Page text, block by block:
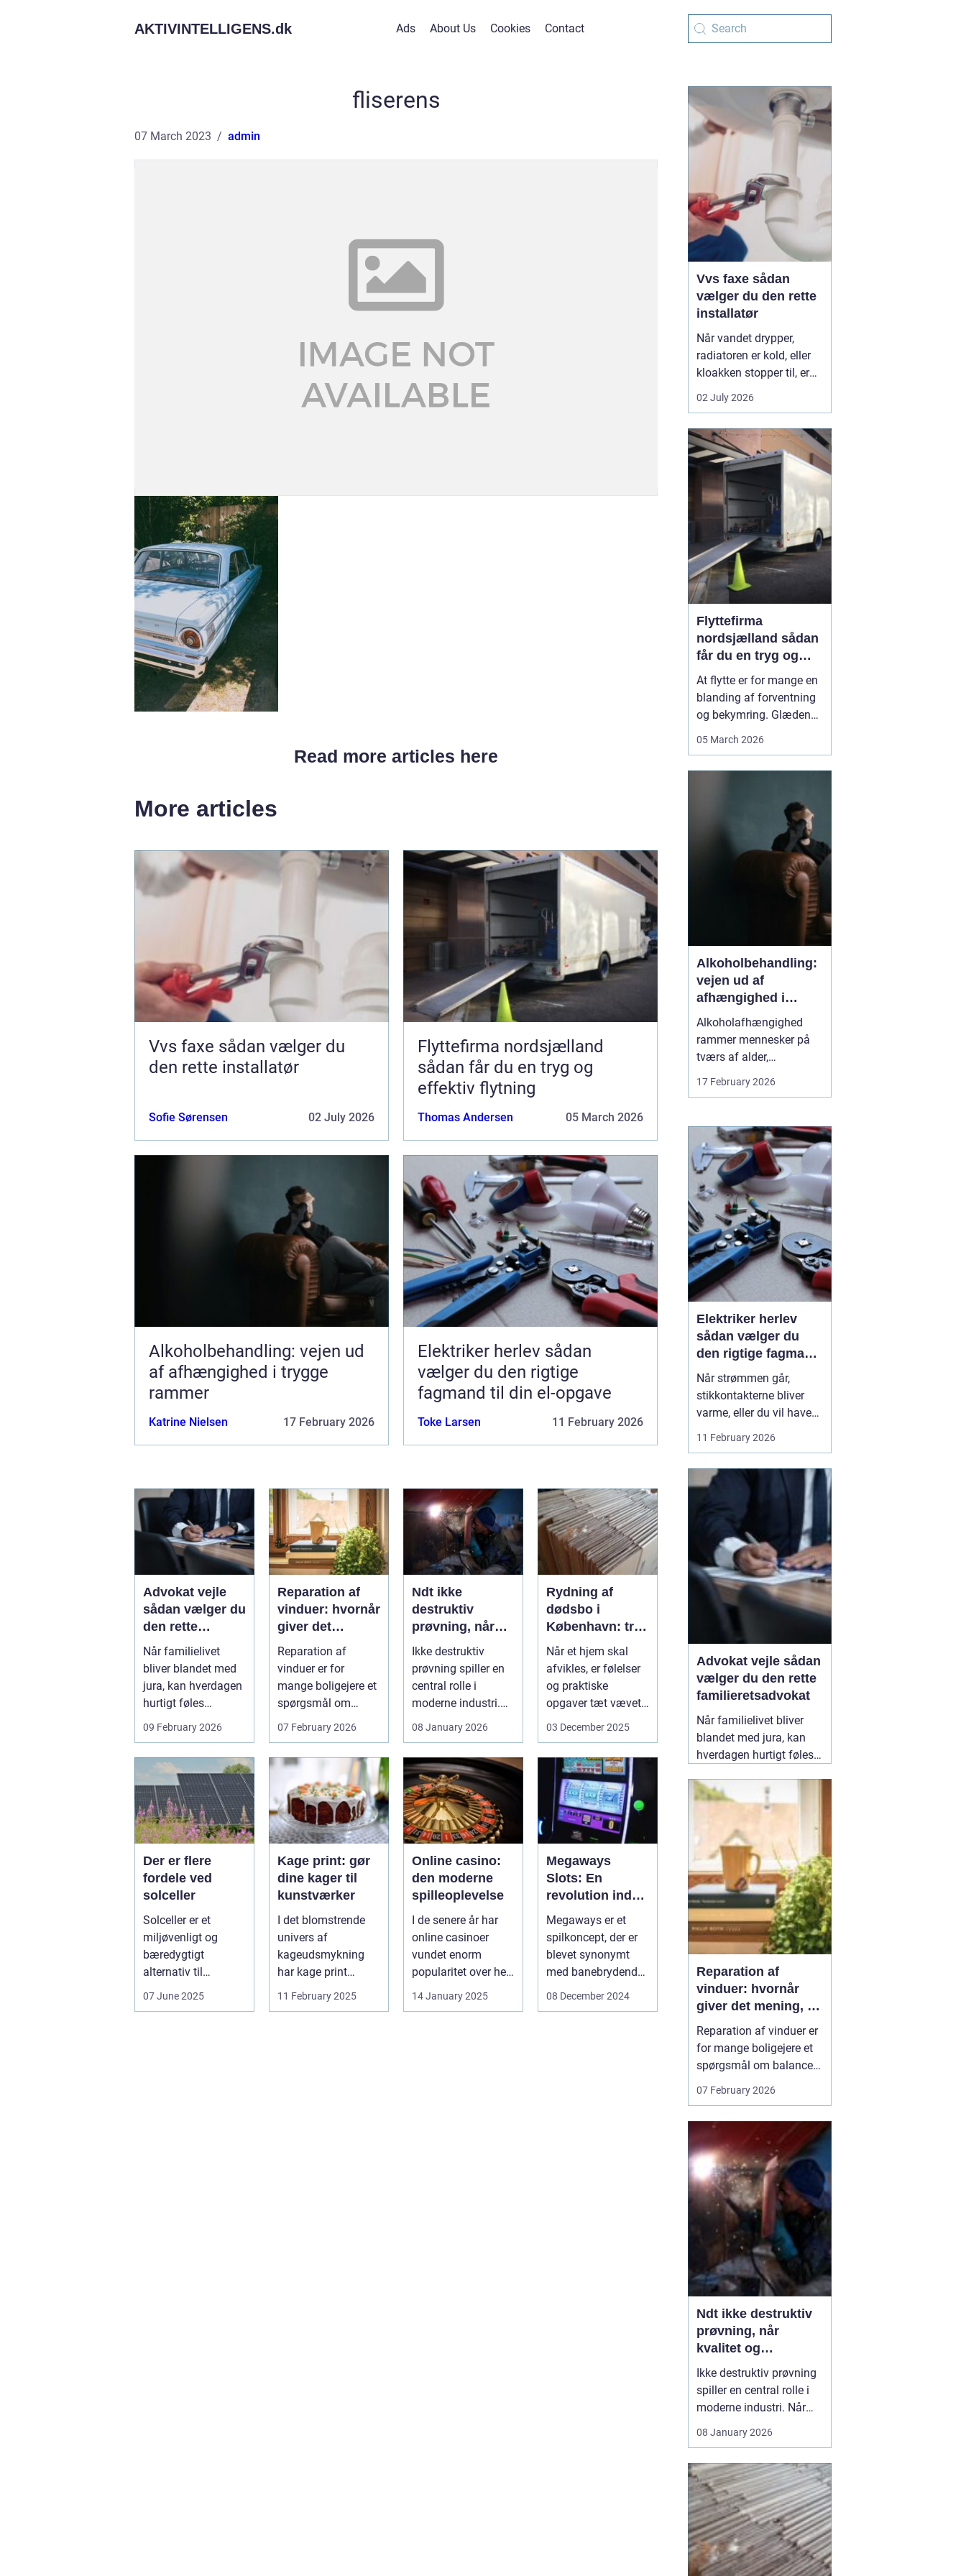
AKTIVINTELLIGENS.dk Ads About Us Cookies Contact
fliserens
07 March 2023 admin
Read more articles here
More articles
Vvs faxe sådan vælger du
den rette installatør
Sofie Sørensen 02 July 2026
Flyttefirma nordsjælland
sådan får du en tryg og
effektiv flytning
Thomas Andersen 05 March 2026
Alkoholbehandling: vejen ud
af afhængighed i trygge
rammer
Katrine Nielsen 17 February 2026
Elektriker herlev sådan
vælger du den rigtige
fagmand til din el-opgave
Toke Larsen 11 February 2026
Advokat vejle
sådan vælger du
den rette
familieretsadvok
at
Når familielivet
bliver blandet med
jura, kan hverdagen
hurtigt føles
uoverskuelig.
Uenighed om børn...
09 February 2026
Reparation af
vinduer: hvornår
giver det
mening, og hvad
skal du vælge?
Reparation af
vinduer er for
mange boligejere et
spørgsmål om
balance. På den
07 February 2026
Ndt ikke
destruktiv
prøvning, når
kvalitet og
sikkerhed er
afgørende
Ikke destruktiv
prøvning spiller en
central rolle i
moderne industri.
trykbærende u...
08 January 2026
Rydning af
dødsbo i
København: tryg
proces og
respekt for boet
Når et hjem skal
afvikles, er følelser
og praktiske
opgaver tæt vævet
samme...
03 December 2025
Der er flere
fordele ved
solceller
Solceller er et
miljøvenligt og
bæredygtigt
alternativ til
07 June 2025
Kage print: gør
dine kager til
kunstværker
I det blomstrende
univers af
kageudsmykning
har kage print
revolutioneret
måden, hvorpå ...
11 February 2025
Online casino:
den moderne
spilleoplevelse
I de senere år har
online casinoer
vundet enorm
popularitet over hele
teknolog...
14 January 2025
Megaways
Slots: En
revolution inden
for online
spilleautomater
Megaways er et
spilkoncept, der er
blevet synonymt
med banebrydende
innovation inden for
08 December 2024
Vvs faxe sådan
vælger du den rette
installatør
Når vandet drypper,
radiatoren er kold, eller
kloakken stopper til, er
en dygtig VVS-installatør
ikke bare rar at have det
Faxe-området findes der
flere firmaer, der kan
hjælpe, men kvalitet,
responstid og rådgivning
varierer m...
02 July 2026
Flyttefirma
nordsjælland sådan
får du en tryg og
effektiv flytning
At flytte er for mange en
blanding af forventning
og bekymring. Glæden
ved et nyt hjem bliver
logistik, der skal gå op.
Flyttefirma Nordsjæ...
05 March 2026
Alkoholbehandling:
vejen ud af
afhængighed i
trygge rammer
Alkoholafhængighed
rammer mennesker på
tværs af alder,
uddannelse og
baggrund. For mange
Et glas for at falde ned
efter arbejde, lidt ekstra i
weekenden, og pludselig
er alkoholen blevet en
nødve...
17 February 2026
Elektriker herlev
sådan vælger du
den rigtige fagmand
til din el-opgave
Når strømmen går,
stikkontakterne bliver
varme, eller du vil have
ny belysning i hjemmet,
bliver valget af elektriker
Mange søger
efter en
hvordan vurd...
11 February 2026
Advokat vejle sådan
vælger du den rette
familieretsadvokat
Når familielivet bliver
blandet med jura, kan
hverdagen hurtigt føles
om børn, ægteskab, arv
eller bolig handler
sjældent kun om
paragraffer, men også
om følelser, tryghed og
fremtid. I sådan en
situation kan en09
February 2026
Reparation af
vinduer: hvornår
giver det mening, og
hvad skal du
vælge?
Reparation af vinduer er
for mange boligejere et
spørgsmål om balance.
På den ene side vil du
gerne bevare husets
unødvendige udgifter. På
den anden side skal
vinduerne være tætte,
ene...
07 February 2026
Ndt ikke destruktiv
prøvning, når
kvalitet og
sikkerhed er
afgørende
Ikke destruktiv prøvning
spiller en central rolle i
moderne industri. Når
udstyr, tanke eller
kontrolleres, skal det ske
uden at ødelægge
emnet. Her kommerN...
08 January 2026